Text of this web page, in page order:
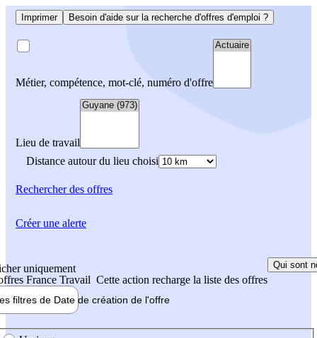
Imprimer Besoin d'aide sur la recherche d'offres d'emploi ?
Métier, compétence, mot-clé, numéro d'offre
Lieu de travail
Distance autour du lieu choisi
Rechercherdes offres
uniquement
France Travail Cette action recharge la liste des offres
Qui sont
filtres de Date de création de l'offre
Créer une alerte